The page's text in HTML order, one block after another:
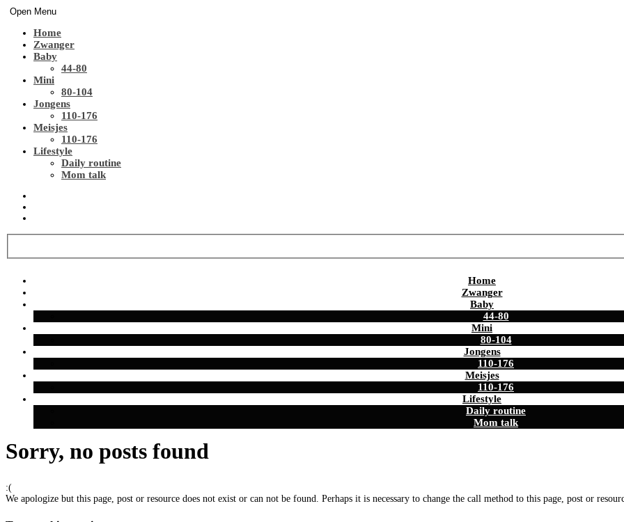
Open Menu
Home
Zwanger
Baby
44-80
Mini
80-104
Jongens
110-176
Meisjes
110-176
Lifestyle
Daily routine
Mom talk
Home
Zwanger
Baby
44-80
Mini
80-104
Jongens
110-176
Meisjes
110-176
Lifestyle
Daily routine
Mom talk
Sorry, no posts found
:(
We apologize but this page, post or resource does not exist or can not be found. Perhaps it is necessary to change the call method to this page, post or